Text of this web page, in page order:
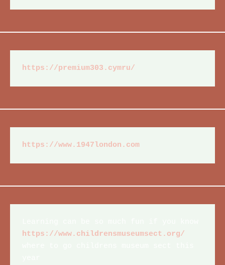
https://premium303.cymru/
https://www.1947london.com
https://www.childrensmuseumsect.org/